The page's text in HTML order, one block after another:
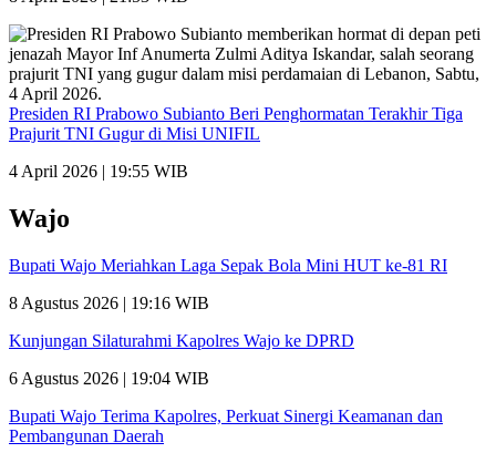
Presiden RI Prabowo Subianto Beri Penghormatan Terakhir Tiga
Prajurit TNI Gugur di Misi UNIFIL
4 April 2026 | 19:55 WIB
Wajo
Bupati Wajo Meriahkan Laga Sepak Bola Mini HUT ke-81 RI
8 Agustus 2026 | 19:16 WIB
Kunjungan Silaturahmi Kapolres Wajo ke DPRD
6 Agustus 2026 | 19:04 WIB
Bupati Wajo Terima Kapolres, Perkuat Sinergi Keamanan dan
Pembangunan Daerah